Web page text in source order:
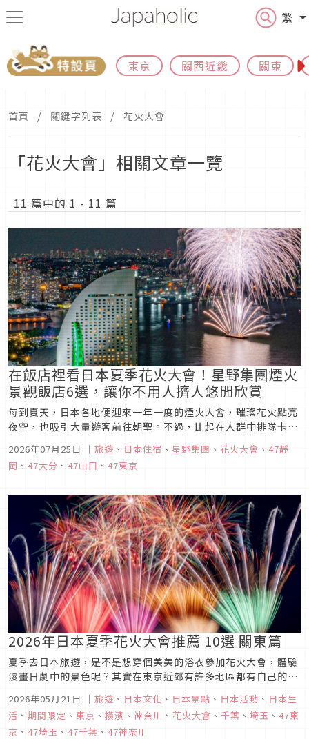
繁
東京 關西近畿 關東
首頁 關鍵字列表 花火大會
「花火大會」相關文章一覽
11 篇中的 1 - 11 篇
在飯店裡看日本夏季花火大會！星野集團煙火
景觀飯店6選，讓你不用人擠人悠閒欣賞
每到夏天，日本各地便迎來一年一度的煙火大會，璀璨花火點亮
夜空，也吸引大量遊客前往朝聖。不過，比起在人群中排隊卡
位、散場擠車，其實還有更輕鬆的賞煙火方式，就是入住可以在
室內欣賞花火大會的飯店。 每年夏天，星野集團旗下多間品牌，
包括 OMO、RISONARE、界 等，都推出期間限定的煙火住宿企
2026年07月25日 ｜ 旅遊 、 日本住宿 、 星野集團 、 花火大會 、 47靜
岡 、 47大分 、 47山口 、 47東京
2026年日本夏季花火大會推薦 10選 關東篇
夏季去日本旅遊，是不是想穿個美美的浴衣參加花火大會，體驗
漫畫日劇中的景色呢？其實在東京近郊有許多地區都有自己的花
火大會，如果在夏天去東京旅行時，不妨參考這篇2025日本關
東推薦花火大會10選看看有沒有可以排入行程的吧！不論是跟家
人朋友情侶旅遊都超推薦喔！
2026年05月21日 ｜ 旅遊 、 日本文化 、 日本景點 、 日本活動 、 日本生
活 、 期間限定 、 東京 、 橫濱 、 神奈川 、 花火大會 、 千葉 、 埼玉 、 47東
京 、 47埼玉 、 47千葉 、 47神奈川